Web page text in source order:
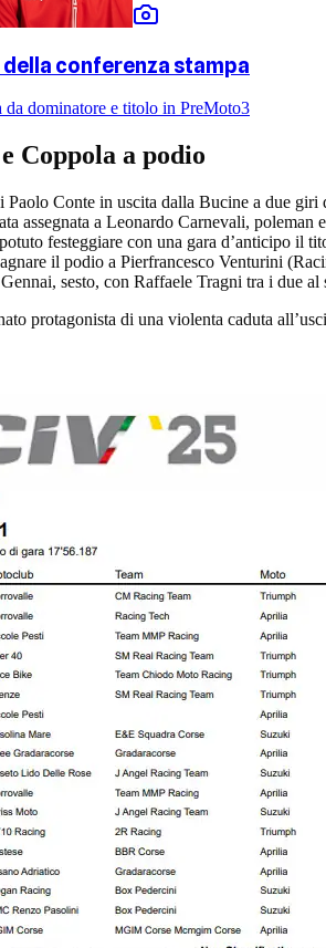
conferenza stampa
dominatore e titolo in PreMoto3
Coppola a podio
Paolo Conte in uscita dalla Bucine a due
assegnata a Leonardo Carnevali,
festeggiare con una gara d’anticipo
il podio a Pierfrancesco Venturini
sesto, con Raffaele Tragni tra i due
protagonista di una violenta caduta